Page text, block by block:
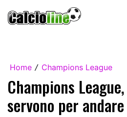
Home / Champions League
Champions
servono per